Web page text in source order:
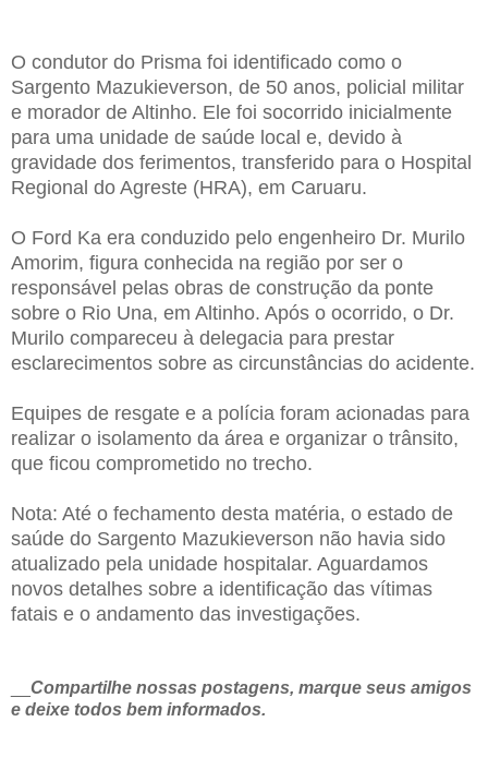
O condutor do Prisma foi identificado como o
Sargento Mazukieverson, de 50 anos, policial militar
e morador de Altinho. Ele foi socorrido inicialmente
para uma unidade de saúde local e, devido à
gravidade dos ferimentos, transferido para o Hospital
Regional do Agreste (HRA), em Caruaru.
O Ford Ka era conduzido pelo engenheiro Dr. Murilo
Amorim, figura conhecida na região por ser o
responsável pelas obras de construção da ponte
sobre o Rio Una, em Altinho. Após o ocorrido, o Dr.
Murilo compareceu à delegacia para prestar
esclarecimentos sobre as circunstâncias do acidente.
Equipes de resgate e a polícia foram acionadas para
realizar o isolamento da área e organizar o trânsito,
que ficou comprometido no trecho.
Nota: Até o fechamento desta matéria, o estado de
saúde do Sargento Mazukieverson não havia sido
atualizado pela unidade hospitalar. Aguardamos
novos detalhes sobre a identificação das vítimas
fatais e o andamento das investigações.
Compartilhe nossas postagens, marque seus amigos
e deixe todos bem informados.